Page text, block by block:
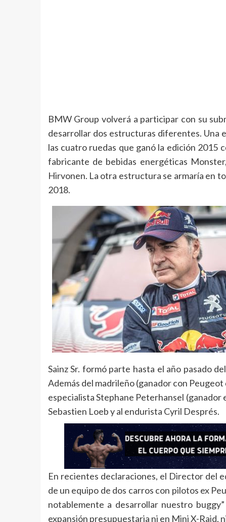
BMW Group volverá a participar con su
desarrollar dos estructuras diferentes. Una
las cuatro ruedas que ganó la edición 2015
fabricante de bebidas energéticas
Hirvonen. La otra estructura se armaría en
2018.
Sainz Sr. formó parte hasta el año pasado
Además del madrileño (ganador con
especialista Stephane Peterhansel
Sebastien Loeb y al endurista Cyril Després.
En recientes declaraciones, el Director del
de un equipo de dos carros con pilotos ex
notablemente a desarrollar nuestro
expansión presupuestaria ni en Mini X-